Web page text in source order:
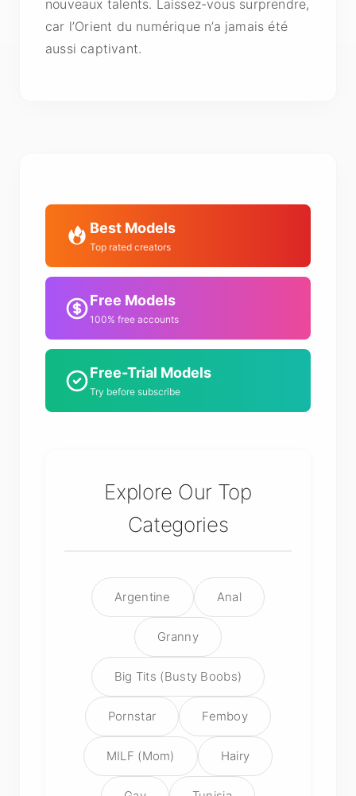
nouveaux talents. Laissez-vous surprendre,
car l’Orient du numérique n’a jamais été
aussi captivant.
Best Models
Top rated creators
Free Models
100% free accounts
Free-Trial Models
Try before subscribe
Explore Our Top
Categories
Argentine Anal
Granny
Big Tits (Busty Boobs)
Pornstar Femboy
MILF (Mom) Hairy